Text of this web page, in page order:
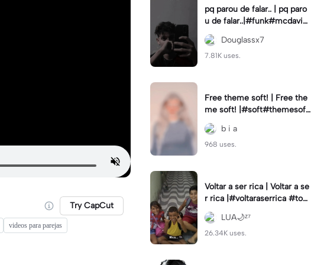
Try CapCut
videos para parejas
pq parou de falar.. | pq paro
u de falar..|#funk#mcdavi#
indireta#fyp
Douglassx7
7.81K uses.
Free theme soft! | Free the
me soft! |#soft#themesoft
#freethemesoft#softcolori
ng
b i a
968 uses.
Voltar a ser rica | Voltar a se
r rica |#voltaraserrica #top
criador #viral
LUA🌙ᶻ⁷
26.34K uses.